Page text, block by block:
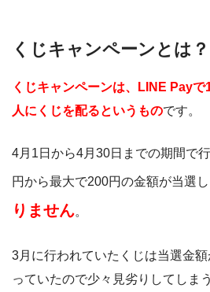
くじキャンペーンとは？
くじキャンペーンは、LINE Pay
人にくじを配るというものです。
4月1日から4月30日までの期間で
円から最大で200円の金額が当選
りません。
3月に行われていたくじは当選金
っていたので少々見劣りしてしま